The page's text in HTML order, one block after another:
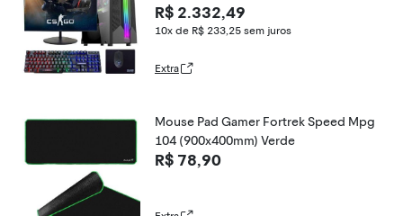
0 Pro Trial + Teclado/Mouse + Mouse Pa
d + Headset + Monitor 21.5
R$ 2.332,49
10x de R$ 233,25 sem juros
Extra
Mouse Pad Gamer Fortrek Speed Mpg
104 (900x400mm) Verde
R$ 78,90